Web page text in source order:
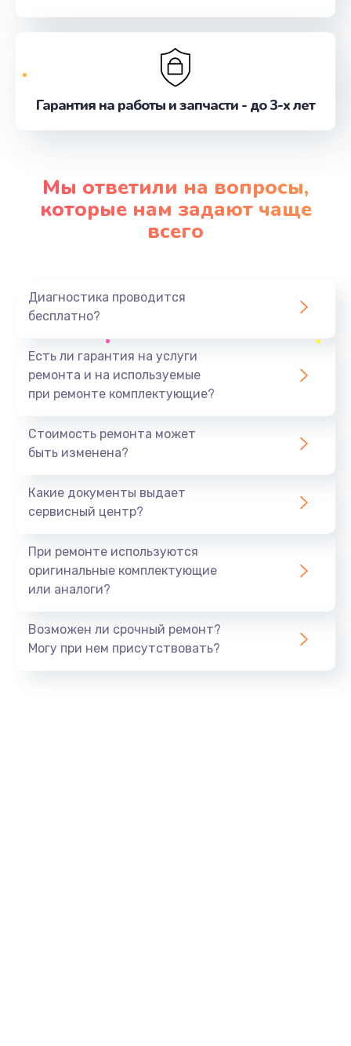
Гарантия на работы и запчасти - до 3-х лет
Мы ответили на вопросы,
которые нам задают чаще
всего
Диагностика проводится
бесплатно?
Есть ли гарантия на услуги
ремонта и на используемые
при ремонте комплектующие?
Стоимость ремонта может
быть изменена?
Какие документы выдает
сервисный центр?
При ремонте используются
оригинальные комплектующие
или аналоги?
Возможен ли срочный ремонт?
Могу при нем присутствовать?